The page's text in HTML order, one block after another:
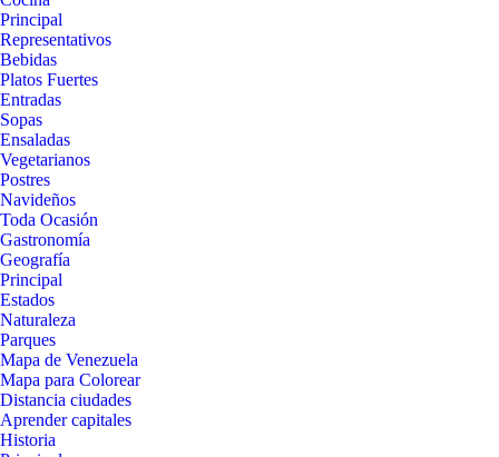
Principal
Representativos
Bebidas
Platos Fuertes
Entradas
Sopas
Ensaladas
Vegetarianos
Postres
Navideños
Toda Ocasión
Gastronomía
Geografía
Principal
Estados
Naturaleza
Parques
Mapa de Venezuela
Mapa para Colorear
Distancia ciudades
Aprender capitales
Historia